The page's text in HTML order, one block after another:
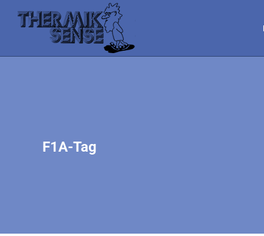
F1A-Tag